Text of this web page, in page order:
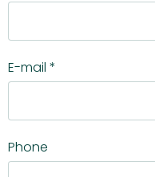
E-mail*
Phone